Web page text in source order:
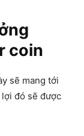
coin
sẽ mang tới
đó sẽ được